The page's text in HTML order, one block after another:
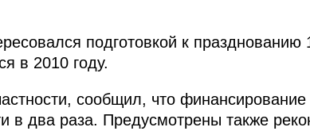
подготовкой к
в 2010 году.
сообщил, что
в два раза. Предусмотрены также